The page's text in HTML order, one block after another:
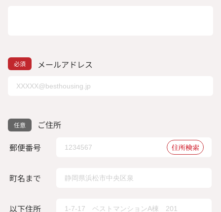
メールアドレス
ご住所
郵便番号
住所検索
町名まで
以下住所